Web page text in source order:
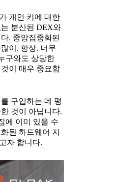
개인 키에 대한
분산된 DEX와
. 중앙집중화된
이. 항상. 너무
구와도 상당한
이 매우 중요합
구입하는 데 평
것이 아닙니다.
에 이미 있을 수
된 하드웨어 지
자 합니다.